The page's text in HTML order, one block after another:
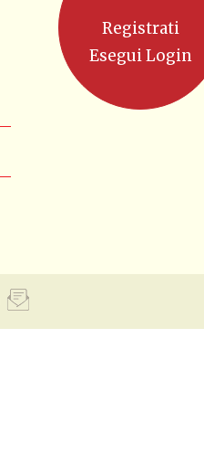
Registrati
Esegui Login